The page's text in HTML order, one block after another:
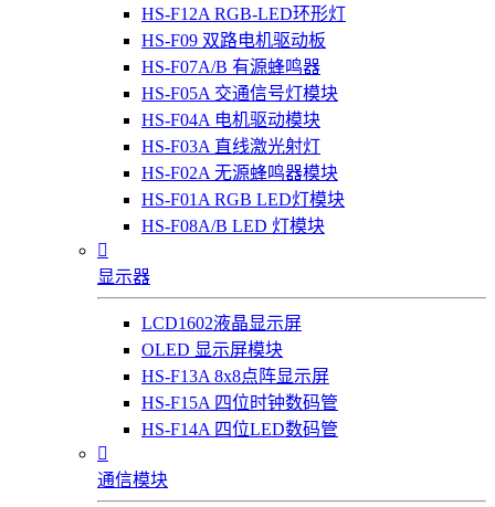
HS-F12A RGB-LED环形灯
HS-F09 双路电机驱动板
HS-F07A/B 有源蜂鸣器
HS-F05A 交通信号灯模块
HS-F04A 电机驱动模块
HS-F03A 直线激光射灯
HS-F02A 无源蜂鸣器模块
HS-F01A RGB LED灯模块
HS-F08A/B LED 灯模块

显示器
LCD1602液晶显示屏
OLED 显示屏模块
HS-F13A 8x8点阵显示屏
HS-F15A 四位时钟数码管
HS-F14A 四位LED数码管

通信模块